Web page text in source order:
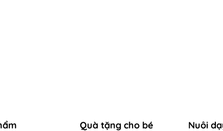
Quà tặng cho bé Nuôi